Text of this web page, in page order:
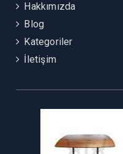
Hakkımızda
Blog
Kategoriler
İletişim